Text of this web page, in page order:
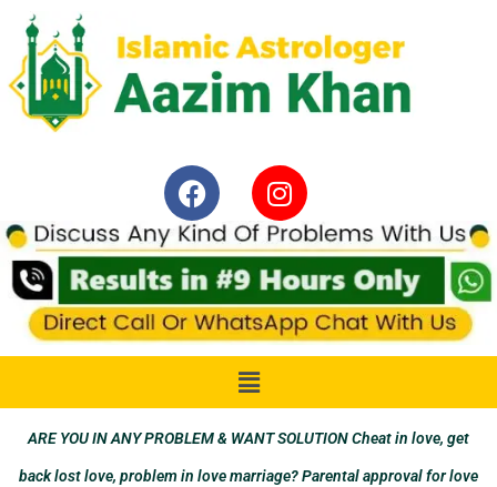
ARE YOU IN ANY PROBLEM & WANT SOLUTION Cheat in love, get
back lost love, problem in love marriage? Parental approval for love